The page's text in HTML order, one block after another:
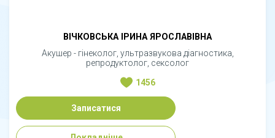
ВІЧКОВСЬКА ІРИНА ЯРОСЛАВІВНА
Акушер - гінеколог, ультразвукова діагностика,
репродуктолог, сексолог
1456
Записатися